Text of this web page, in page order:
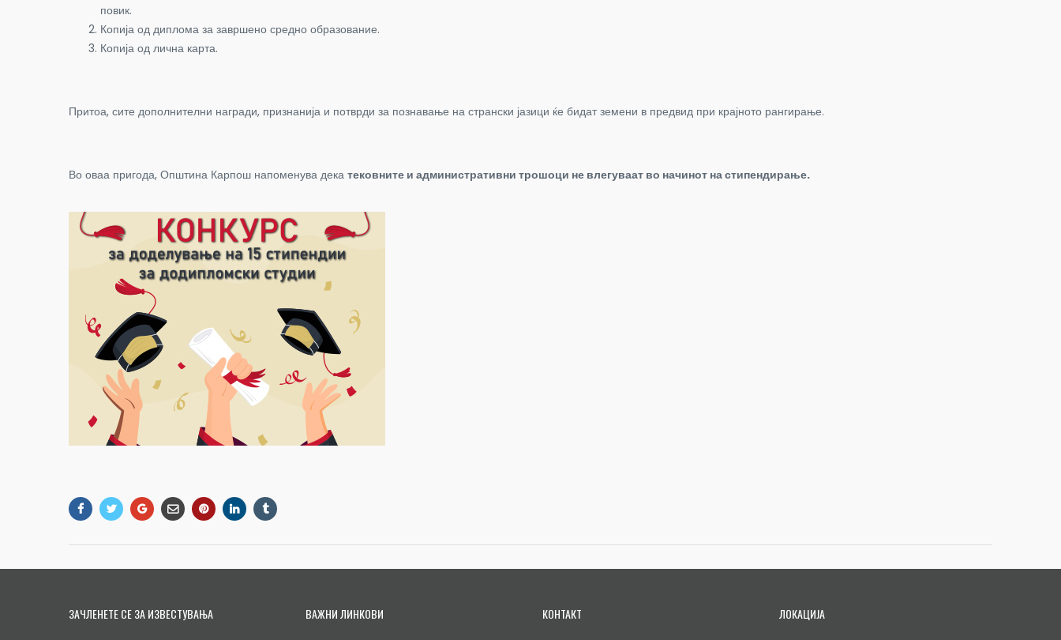
повик.
Копија од диплома за завршено средно образование.
Копија од лична карта.
Притоа, сите дополнителни награди, признанија и потврди за познавање на странски јазици ќе бидат земени в предвид при крајното рангирање.
Во оваа пригода, Општина Карпош напоменува дека тековните и административни трошоци не влегуваат во начинот на стипендирање.
ЗАЧЛЕНЕТЕ СЕ ЗА ИЗВЕСТУВАЊА ВАЖНИ ЛИНКОВИ КОНТАКТ ЛОКАЦИЈА